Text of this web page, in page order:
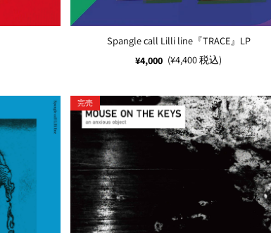
Spangle call Lilli line『TRACE』LP
¥4,000 (¥4,400 税込)
完売